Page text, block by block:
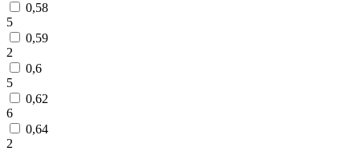
0,58
5
0,59
2
0,6
5
0,62
6
0,64
2